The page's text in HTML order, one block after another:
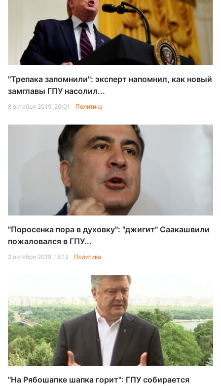
"Трепака запомнили": эксперт напомнил, как новый
замглавы ГПУ насолил...
8 октября 2019, 20:01 Политика
"Поросенка пора в духовку": "джигит" Саакашвили
пожаловался в ГПУ...
2 октября 2019, 18:12 Политика
"На Рябошапке шапка горит": ГПУ собирается